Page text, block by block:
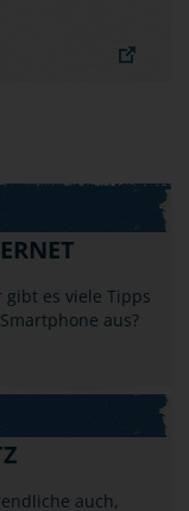
es viele Tipps
aus?
auch,